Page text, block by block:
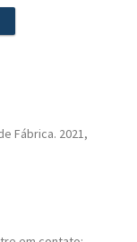
Fábrica. 2021,